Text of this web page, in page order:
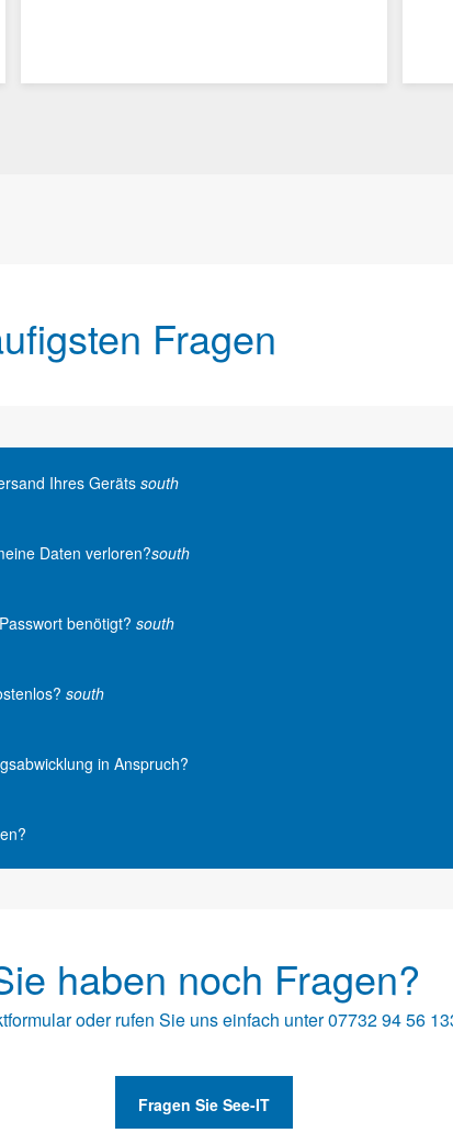
Fragen
Ihres Geräts south
Daten verloren?south
benötigt? south
south
in Anspruch?
haben noch Fragen?
oder rufen Sie uns einfach unter07732 94 56
Fragen Sie See-IT